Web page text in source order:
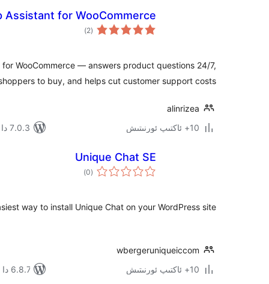
Assistant for WooCommerce
(2 ئومۇمىي
دەرىجە)
WooCommerce — answers product questions 24/7,
to buy, and helps cut customer support costs.
alinrizea
10+ ئاكتىپ ئورنىتىش
7.0.3 دا سىنالغان
Unique Chat SE
(0 ئومۇمىي
دەرىجە
)
way to install Unique Chat on your WordPress site!
wbergeruniqueiccom
10+ ئاكتىپ ئورنىتىش
6.8.7 دا سىنالغان